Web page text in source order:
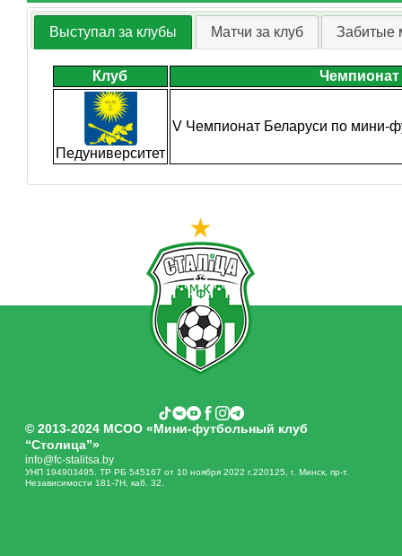
Выступал за клубы Матчи за клуб Забитые
Клуб Чемпионат
Педуниверситет
V Чемпионат Беларуси по мини-
© 2013-2024 МСОО «Мини-футбольный клуб
“Столица”»
info@fc-stalitsa.by
УНП 194903495. ТР РБ 545167 от 10 ноября 2022 г.220125, г. Минск, пр-т.
Независимости 181-7Н, каб. 32.